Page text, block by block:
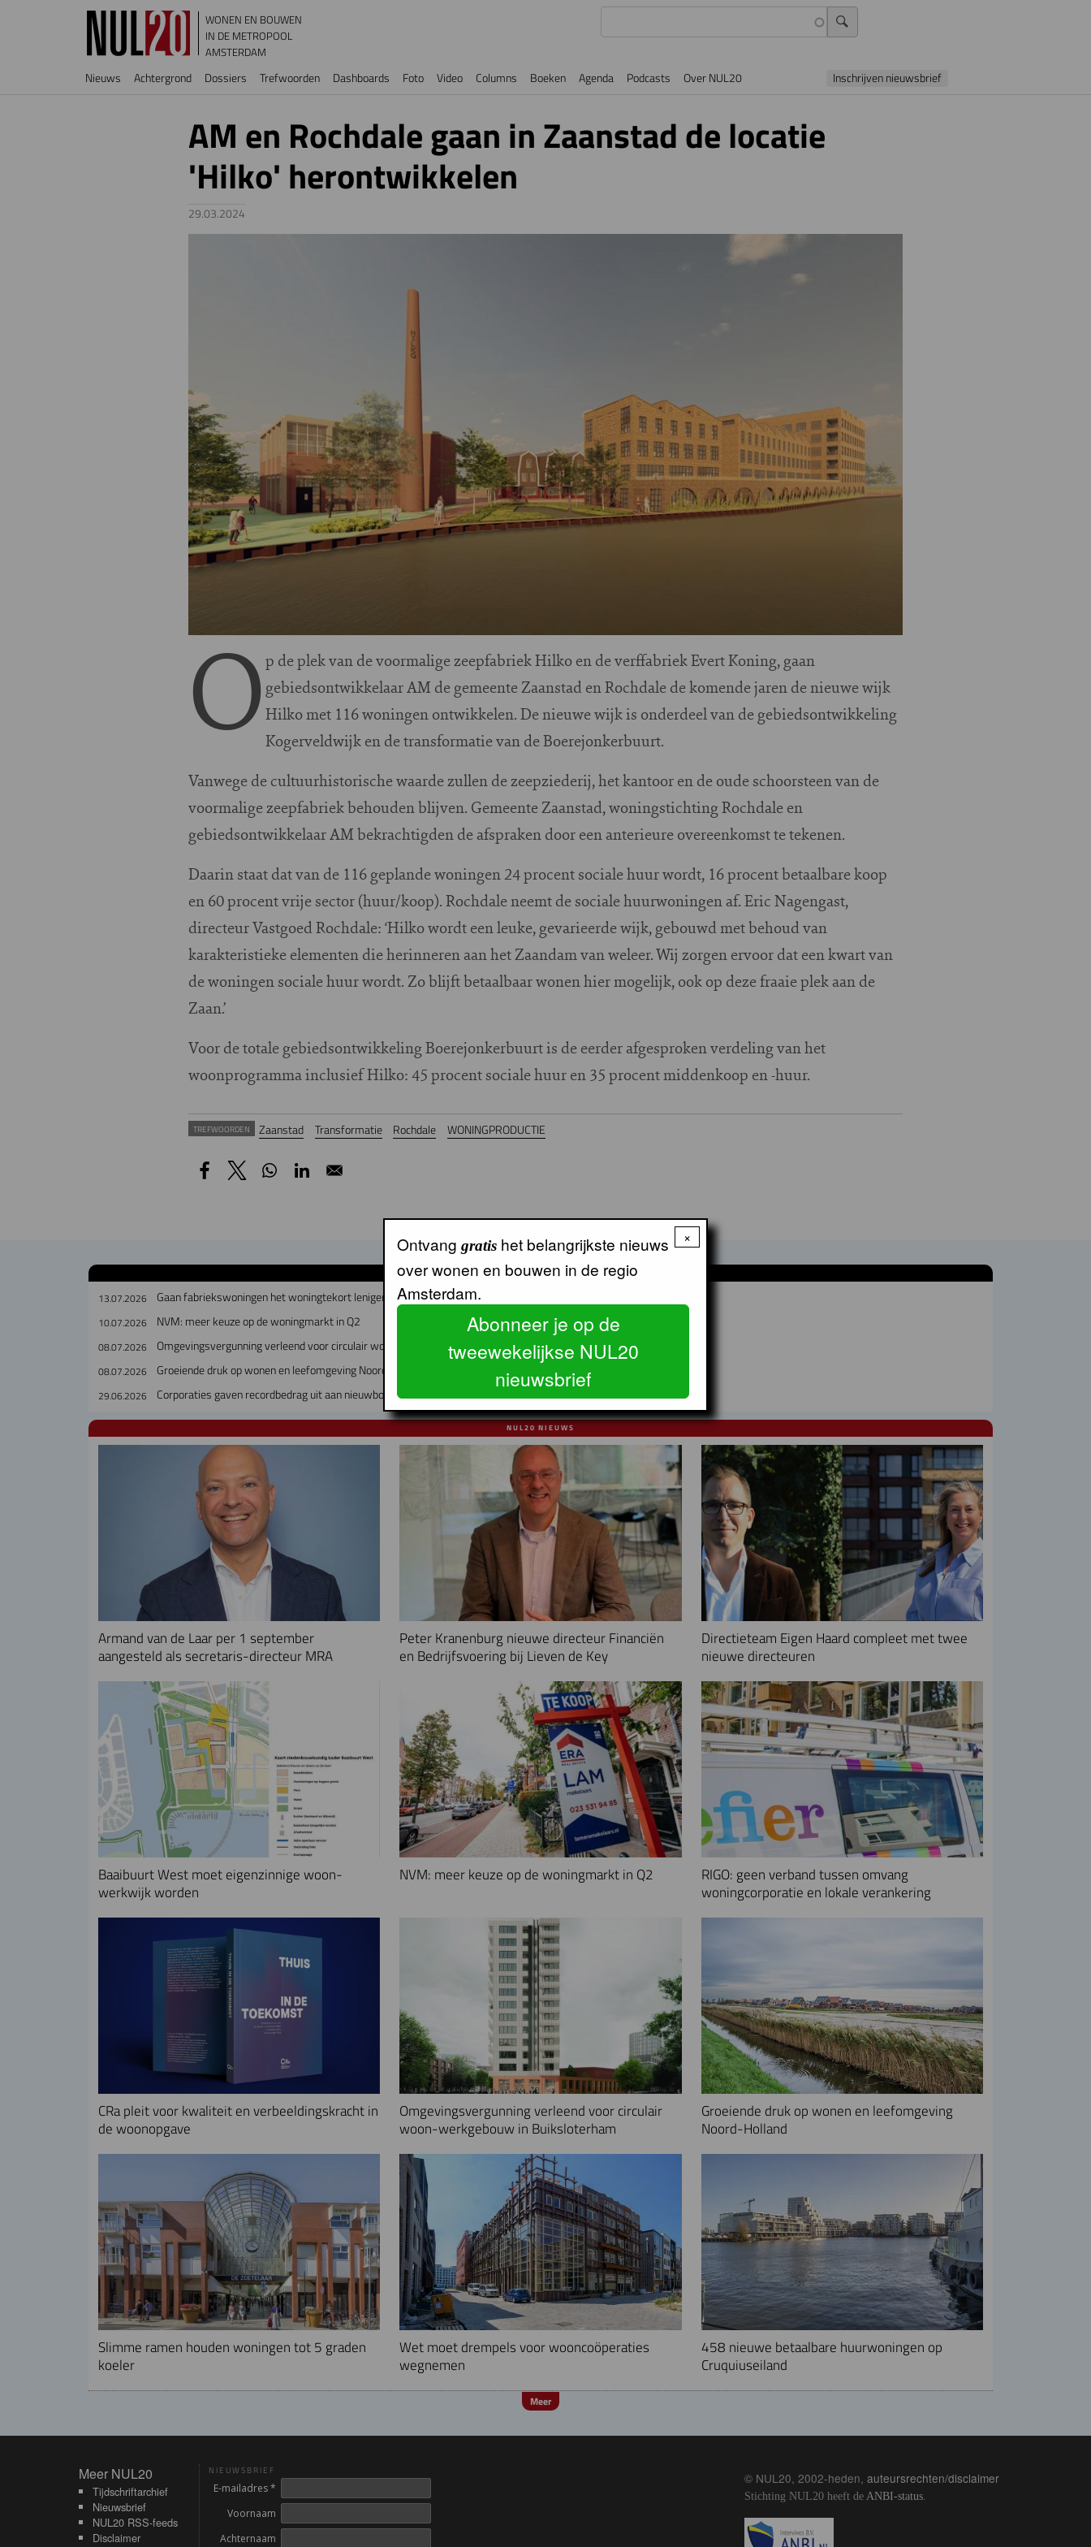
Overslaan en naar de inhoud gaan
WONEN EN BOUWEN
IN DE METROPOOL
AMSTERDAM
Hoofdnavigatie
Nieuws Achtergrond Dossiers Trefwoorden Dashboards Foto Video Columns Boeken Agenda Podcasts Over NUL20 Inschrijven nieuwsbrief
AM en Rochdale gaan in Zaanstad de locatie
'Hilko' herontwikkelen
29.03.2024
O p de plek van de voormalige zeepfabriek Hilko en de verffabriek Evert Koning, gaan
gebiedsontwikkelaar AM de gemeente Zaanstad en Rochdale de komende jaren de nieuwe wijk
Hilko met 116 woningen ontwikkelen. De nieuwe wijk is onderdeel van de gebiedsontwikkeling
Kogerveldwijk en de transformatie van de Boerejonkerbuurt.
Vanwege de cultuurhistorische waarde zullen de zeepziederij, het kantoor en de oude schoorsteen van de
voormalige zeepfabriek behouden blijven. Gemeente Zaanstad, woningstichting Rochdale en
gebiedsontwikkelaar AM bekrachtigden de afspraken door een anterieure overeenkomst te tekenen.
Daarin staat dat van de 116 geplande woningen 24 procent sociale huur wordt, 16 procent betaalbare koop
en 60 procent vrije sector (huur/koop). Rochdale neemt de sociale huurwoningen af. Eric Nagengast,
directeur Vastgoed Rochdale: ‘Hilko wordt een leuke, gevarieerde wijk, gebouwd met behoud van
karakteristieke elementen die herinneren aan het Zaandam van weleer. Wij zorgen ervoor dat een kwart van
de woningen sociale huur wordt. Zo blijft betaalbaar wonen hier mogelijk, ook op deze fraaie plek aan de
Zaan.’
Voor de totale gebiedsontwikkeling Boerejonkerbuurt is de eerder afgesproken verdeling van het
woonprogramma inclusief Hilko: 45 procent sociale huur en 35 procent middenkoop en -huur.
TREFWOORDEN Zaanstad Transformatie Rochdale WONINGPRODUCTIE
GERELATEERDE ARTIKELEN
13.07.2026 Gaan fabriekswoningen het woningtekort lenigen?
10.07.2026 NVM: meer keuze op de woningmarkt in Q2
08.07.2026 Omgevingsvergunning verleend voor circulair woon-werkgebouw in Buiksloterham
08.07.2026 Groeiende druk op wonen en leefomgeving Noord-Holland
29.06.2026 Corporaties gaven recordbedrag uit aan nieuwbouw en instandhouding
NUL20 NIEUWS
Armand van de Laar per 1 september
aangesteld als secretaris-directeur MRA
Peter Kranenburg nieuwe directeur Financiën
en Bedrijfsvoering bij Lieven de Key
Directieteam Eigen Haard compleet met twee
nieuwe directeuren
Baaibuurt West moet eigenzinnige woon-
werkwijk worden
NVM: meer keuze op de woningmarkt in Q2
RIGO: geen verband tussen omvang
woningcorporatie en lokale verankering
CRa pleit voor kwaliteit en verbeeldingskracht in
de woonopgave
Omgevingsvergunning verleend voor circulair
woon-werkgebouw in Buiksloterham
Groeiende druk op wonen en leefomgeving
Noord-Holland
Slimme ramen houden woningen tot 5 graden
koeler
Wet moet drempels voor wooncoöperaties
wegnemen
458 nieuwe betaalbare huurwoningen op
Cruquiuseiland
Meer
Meer NUL20
Meer NUL20
Tijdschriftarchief
Nieuwsbrief
NUL20 RSS-feeds
Disclaimer
NIEUWSBRIEF
E-mailadres *
Voornaam
Achternaam
© NUL20, 2002-heden, auteursrechten/disclaimer
Stichting NUL20 heeft de ANBI-status.
Image
×
Ontvang gratis het belangrijkste nieuws
over wonen en bouwen in de regio
Amsterdam.
Abonneer je op de
tweewekelijkse NUL20
nieuwsbrief